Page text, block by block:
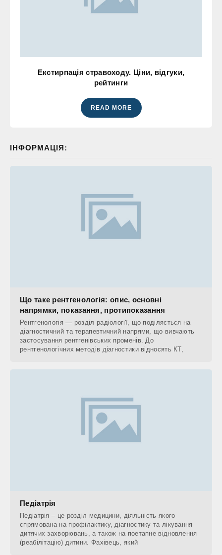
Екстирпація стравоходу. Ціни, відгуки,
рейтинги
READ MORE
ІНФОРМАЦІЯ:
Що таке рентгенологія: опис, основні
напрямки, показання, протипоказання
Рентгенологія — розділ радіології, що поділяється на
діагностичний та терапевтичний напрями, що вивчають
застосування рентгенівських променів. До
рентгенологічних методів діагностики відносять КТ,
Педіатрія
Педіатрія – це розділ медицини, діяльність якого
спрямована на профілактику, діагностику та лікування
дитячих захворювань, а також на поетапне відновлення
(реабілітацію) дитини. Фахівець, який